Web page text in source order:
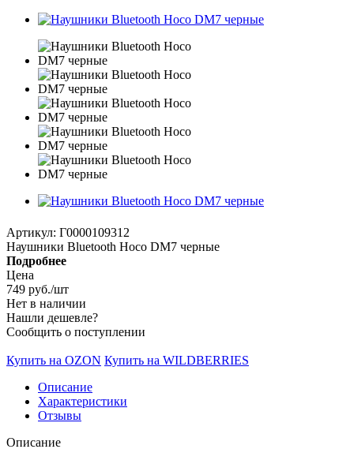
Артикул: Г0000109312
Наушники Bluetooth Hoco DM7 черные
Подробнее
Цена
749 руб./шт
Нет в наличии
Нашли дешевле?
Сообщить о поступлении
Купить на OZON Купить на WILDBERRIES
Описание
Характеристики
Отзывы
Описание